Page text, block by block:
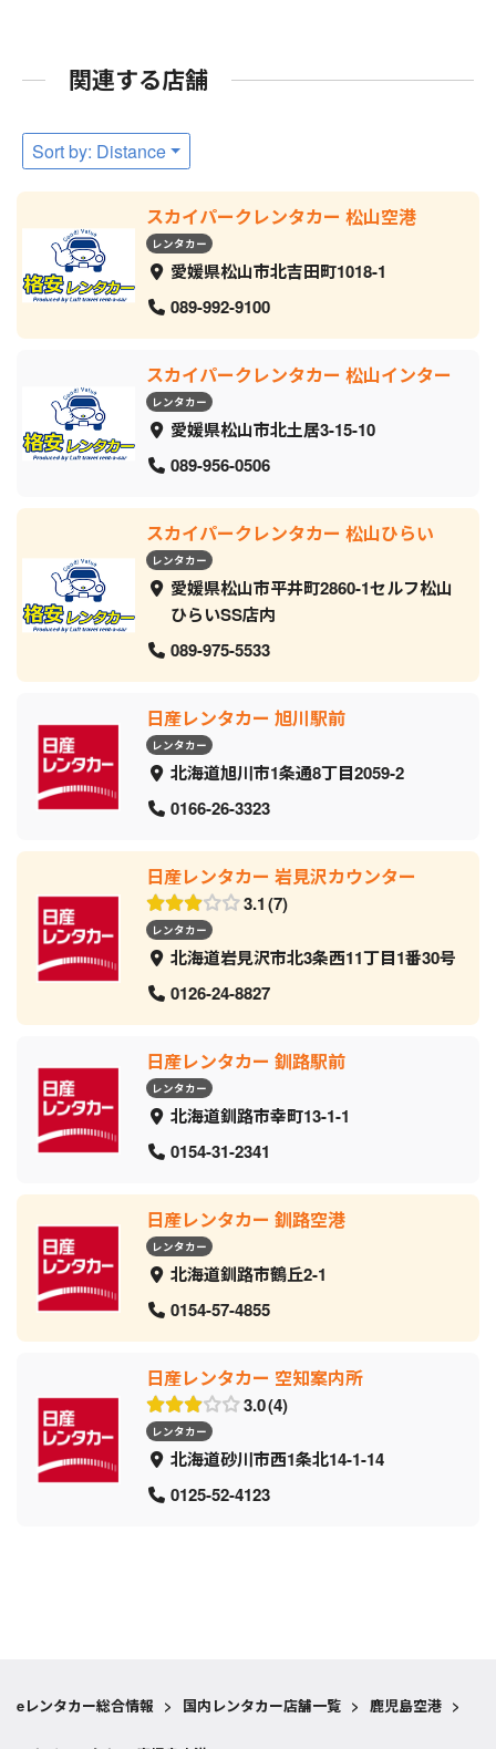
関連する店舗
Sort by: Distance
スカイパークレンタカー 松山空港
レンタカー
愛媛県松山市北吉田町1018-1
089-992-9100
スカイパークレンタカー 松山インター
レンタカー
愛媛県松山市北土居3-15-10
089-956-0506
スカイパークレンタカー 松山ひらい
レンタカー
愛媛県松山市平井町2860-1セルフ松山
ひらいSS店内
089-975-5533
日産レンタカー 旭川駅前
レンタカー
北海道旭川市1条通8丁目2059‐2
0166-26-3323
日産レンタカー 岩見沢カウンター
3.1 7
レンタカー
北海道岩見沢市北3条西11丁目1番30号
0126-24-8827
日産レンタカー 釧路駅前
レンタカー
北海道釧路市幸町13-1-1
0154-31-2341
日産レンタカー 釧路空港
レンタカー
北海道釧路市鶴丘2-1
0154-57-4855
日産レンタカー 空知案内所
3.0 4
レンタカー
北海道砂川市西1条北14-1-14
0125-52-4123
eレンタカー総合情報 > 国内レンタカー店舗一覧 > 鹿児島空港 >